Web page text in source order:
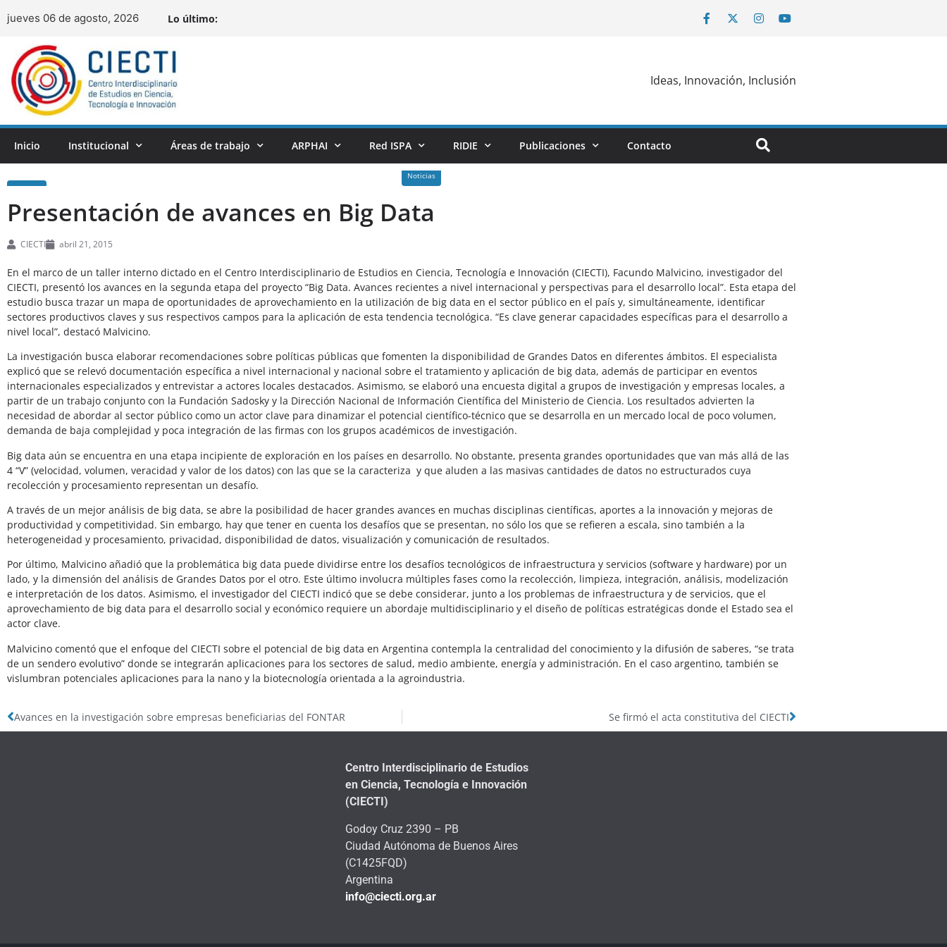
jueves 06 de agosto, 2026 Lo último:
Ideas, Innovación, Inclusión
Inicio Institucional Áreas de trabajo ARPHAI Red ISPA RIDIE Publicaciones Contacto
Noticias
Presentación de avances en Big Data
CIECTI abril 21, 2015
En el marco de un taller interno dictado en el Centro Interdisciplinario de Estudios en Ciencia, Tecnología e Innovación (CIECTI), Facundo Malvicino, investigador del
CIECTI, presentó los avances en la segunda etapa del proyecto “Big Data. Avances recientes a nivel internacional y perspectivas para el desarrollo local”. Esta etapa del
estudio busca trazar un mapa de oportunidades de aprovechamiento en la utilización de big data en el sector público en el país y, simultáneamente, identificar
sectores productivos claves y sus respectivos campos para la aplicación de esta tendencia tecnológica. “Es clave generar capacidades específicas para el desarrollo a
nivel local”, destacó Malvicino.
La investigación busca elaborar recomendaciones sobre políticas públicas que fomenten la disponibilidad de Grandes Datos en diferentes ámbitos. El especialista
explicó que se relevó documentación específica a nivel internacional y nacional sobre el tratamiento y aplicación de big data, además de participar en eventos
internacionales especializados y entrevistar a actores locales destacados. Asimismo, se elaboró una encuesta digital a grupos de investigación y empresas locales, a
partir de un trabajo conjunto con la Fundación Sadosky y la Dirección Nacional de Información Científica del Ministerio de Ciencia. Los resultados advierten la
necesidad de abordar al sector público como un actor clave para dinamizar el potencial científico-técnico que se desarrolla en un mercado local de poco volumen,
demanda de baja complejidad y poca integración de las firmas con los grupos académicos de investigación.
Big data aún se encuentra en una etapa incipiente de exploración en los países en desarrollo. No obstante, presenta grandes oportunidades que van más allá de las
4 “V” (velocidad, volumen, veracidad y valor de los datos) con las que se la caracteriza y que aluden a las masivas cantidades de datos no estructurados cuya
recolección y procesamiento representan un desafío.
A través de un mejor análisis de big data, se abre la posibilidad de hacer grandes avances en muchas disciplinas científicas, aportes a la innovación y mejoras de
productividad y competitividad. Sin embargo, hay que tener en cuenta los desafíos que se presentan, no sólo los que se refieren a escala, sino también a la
heterogeneidad y procesamiento, privacidad, disponibilidad de datos, visualización y comunicación de resultados.
Por último, Malvicino añadió que la problemática big data puede dividirse entre los desafíos tecnológicos de infraestructura y servicios (software y hardware) por un
lado, y la dimensión del análisis de Grandes Datos por el otro. Este último involucra múltiples fases como la recolección, limpieza, integración, análisis, modelización
e interpretación de los datos. Asimismo, el investigador del CIECTI indicó que se debe considerar, junto a los problemas de infraestructura y de servicios, que el
aprovechamiento de big data para el desarrollo social y económico requiere un abordaje multidisciplinario y el diseño de políticas estratégicas donde el Estado sea el
actor clave.
Malvicino comentó que el enfoque del CIECTI sobre el potencial de big data en Argentina contempla la centralidad del conocimiento y la difusión de saberes, “se trata
de un sendero evolutivo” donde se integrarán aplicaciones para los sectores de salud, medio ambiente, energía y administración. En el caso argentino, también se
vislumbran potenciales aplicaciones para la nano y la biotecnología orientada a la agroindustria.
Avances en la investigación sobre empresas beneficiarias del FONTAR Se firmó el acta constitutiva del CIECTI
Centro Interdisciplinario de Estudios
en Ciencia, Tecnología e Innovación
(CIECTI)
Godoy Cruz 2390 – PB
Ciudad Autónoma de Buenos Aires
(C1425FQD)
Argentina
info@ciecti.org.ar